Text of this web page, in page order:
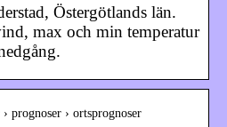
Östergötlands län.
max och min temperatur
prognoser › ortsprognoser